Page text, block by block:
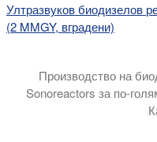
Ултразвуков биодизелов
(2 MMGY, вградени)
Производство на
Sonoreactors за по-